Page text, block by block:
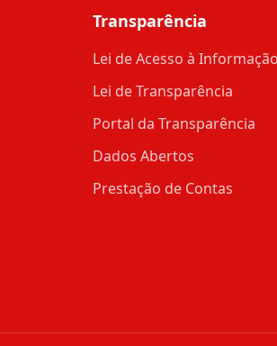
Transparência
Lei de Acesso à Informação
Lei de Transparência
Portal da Transparência
Dados Abertos
Prestação de Contas